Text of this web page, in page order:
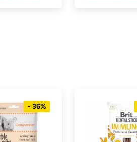
- 36%